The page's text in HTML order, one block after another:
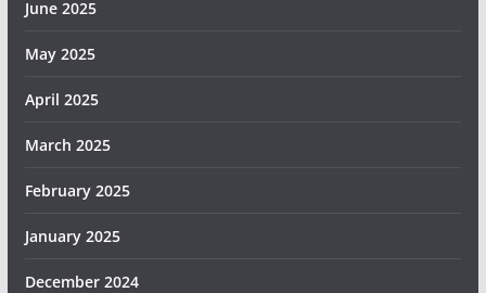
June 2025
May 2025
April 2025
March 2025
February 2025
January 2025
December 2024